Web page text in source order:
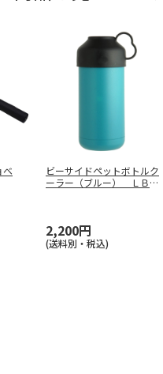
ベ
ビーサイドペットボトルク
ーラー（ブルー） ＬＢ－
2,200円
(送料別・税込)